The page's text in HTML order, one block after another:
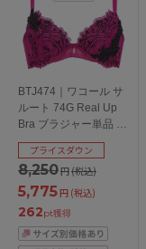
BTJ474｜ワコール サ
ルート 74G Real Up
Bra ブラジャー単品 全
5色 B-G/65-75
8,250円(税込)
プライスダウン
5,775円 (税込)
262pt獲得